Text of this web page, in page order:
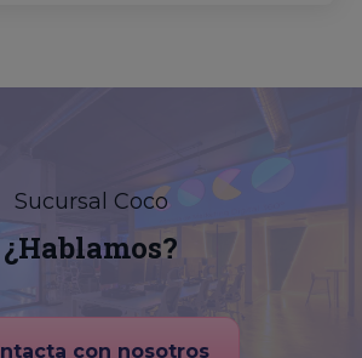
Sucursal Coco
¿Hablamos?
con nosotros